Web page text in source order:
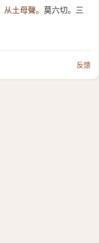
从土母聲。 莫六切。三
反馈